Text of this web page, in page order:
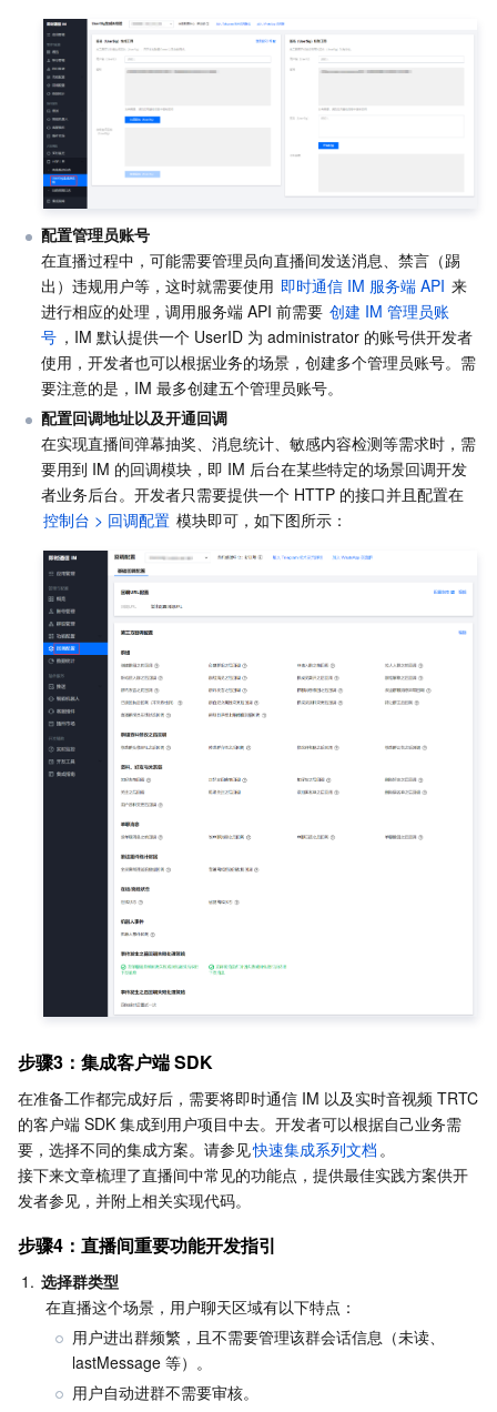
消息队列 CMQ 版
消息队列 CMQ
实时互动-工业能源版
游戏多媒体引擎
云联络中心
媒体传输
云直播
云点播
媒体处理
应用云渲染
云桌面
视频终端SDK
直播 SDK
短视频 SDK
腾讯特效 SDK
教育服务
互动白板
医疗服务
腾讯健康组学平台
数智医疗影像平台
智能导诊
智能预问诊
云资源管理
API
SDK
智能顾问
标签
云资源自动化 for Terraform
操作审计
配置审计
集团账号管理
控制中心
身份识别平台
云顾问 - 混沌演练
地域管理系统
资源中心
开发者工具
云市场
云原生构建
腾讯云代码助手
腾讯云代码分析
Low Code
云开发 CloudBase
监控与运维
腾讯云可观测平台
应用性能监控
云拨测
Prometheus 监控服务
Grafana 可视化服务
事件总线
腾讯云健康看板
云顾问-Tencent RTC 云助手
API 与工具
云迁移
腾讯云命令行工具
软件产品公告专区
腾讯专有云企业版 TCE
腾讯专有云PaaS平台 TCS
腾讯云数据库
TDSQL
其他文档
渠道合作伙伴
账号相关
控制台相关
政策与规范
第三方
服务计划
合作伙伴支持计划
大数据
大数据处理套件 TBDS
操作系统
TencentOS Server
配置管理员账号
在直播过程中，可能需要管理员向直播间发送消息、禁言（踢
出）违规用户等，这时就需要使用 即时通信 IM 服务端 API 来
进行相应的处理，调用服务端 API 前需要 创建 IM 管理员账
号 ，IM 默认提供一个 UserID 为 administrator 的账号供开发者
使用，开发者也可以根据业务的场景，创建多个管理员账号。需
要注意的是，IM 最多创建五个管理员账号。
配置回调地址以及开通回调
在实现直播间弹幕抽奖、消息统计、敏感内容检测等需求时，需
要用到 IM 的回调模块，即 IM 后台在某些特定的场景回调开发
者业务后台。开发者只需要提供一个 HTTP 的接口并且配置在
控制台 > 回调配置 模块即可，如下图所示：
步骤3：集成客户端 SDK
在准备工作都完成好后，需要将即时通信 IM 以及实时音视频 TRTC
的客户端 SDK 集成到用户项目中去。开发者可以根据自己业务需
要，选择不同的集成方案。请参见快速集成系列文档 。
接下来文章梳理了直播间中常见的功能点，提供最佳实践方案供开
发者参见，并附上相关实现代码。
步骤4：直播间重要功能开发指引
1. 选择群类型
在直播这个场景，用户聊天区域有以下特点：
用户进出群频繁，且不需要管理该群会话信息（未读、
lastMessage 等）。
用户自动进群不需要审核。